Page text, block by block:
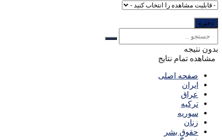
بدون نتیجه
مشاهده تمام نتایج
صفحه اصلی
ایران
عراق
ترکیه
سوریه
زنان
حقوق بشر